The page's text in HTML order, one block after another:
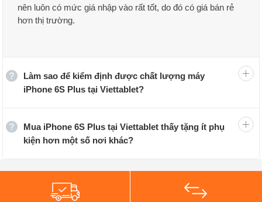
lỗi, hỗ trợ giao hàng tận nhà trên toàn quốc cùng chất
lượng sản phẩm đảm bảo qua chu trình kiểm định chất
iPhone 6S Plus Likenew (iPhone đã qua sử dụng):
viên kĩ thuật Viettablet đã kĩ lưỡng tuyển chọn những
nên luôn có mức giá nhập vào rất tốt, do đó có giá bán rẻ
hơn thị trường.
Làm sao để kiểm định được chất lượng máy
iPhone 6S Plus tại Viettablet?
Mua iPhone 6S Plus tại Viettablet thấy tặng ít phụ
kiện hơn một số nơi khác?